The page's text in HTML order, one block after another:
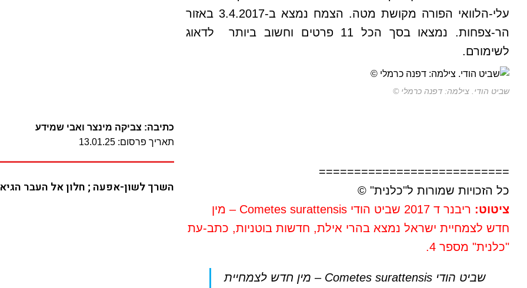
עלי-הלוואי הפורה מקושת מטה. הצמח נמצא ב-3.4.2017 באזור
הר-צפחות. נמצאו בסך הכל 11 פרטים וחשוב ביותר לדאוג
לשימורם.
שביט הודי. צילמה: דפנה כרמלי ©
===========================
כל הזכויות שמורות ל"כלנית" ©
ציטוט:
ריבנר ד 2017 שביט הודי Cometes surattensis – מין
חדש לצמחיית ישראל נמצא בהרי אילת, חדשות בוטניות, כתב-עת
"כלנית" מספר 4.
שביט הודי Cometes surattensis – מין חדש לצמחיית
כתיבה: צביקה מינצר ואבי שמידע
תאריך פרסום: 13.01.25
השרך לשון-אפעה ; חלון אל העבר